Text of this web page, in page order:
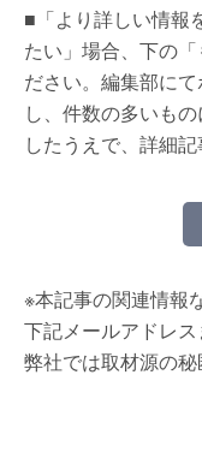
■「より詳しい情報
たい」場合、下の
ださい。編集部に
し、件数の多いも
したうえで、詳細
※本記事の関連情報
下記メールアドレス
弊社では取材源の秘